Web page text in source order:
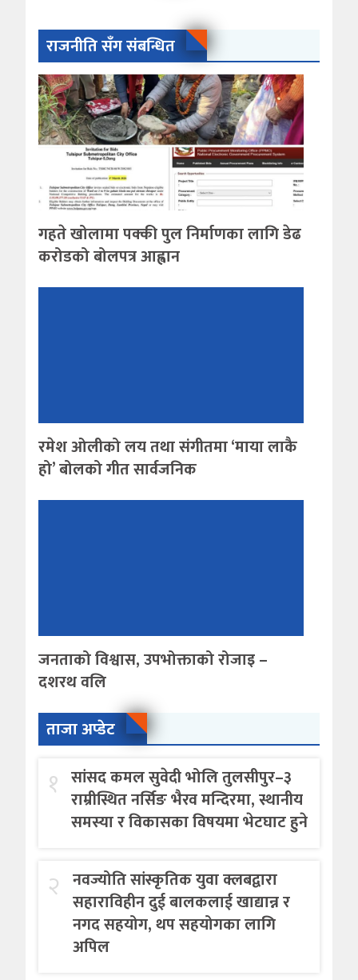
राजनीति सँग संबन्धित
गहते खोलामा पक्की पुल निर्माणका लागि डेढ
करोडको बोलपत्र आह्वान
रमेश ओलीको लय तथा संगीतमा ‘माया लाकै
हो’ बोलको गीत सार्वजनिक
जनताको विश्वास, उपभोक्ताको रोजाइ –
दशरथ वलि
ताजा अप्डेट
१ सांसद कमल सुवेदी भोलि तुलसीपुर–३
राम्रीस्थित नर्सिङ भैरव मन्दिरमा, स्थानीय
समस्या र विकासका विषयमा भेटघाट हुने
२ नवज्योति सांस्कृतिक युवा क्लबद्वारा
सहाराविहीन दुई बालकलाई खाद्यान्न र
नगद सहयोग, थप सहयोगका लागि
अपिल